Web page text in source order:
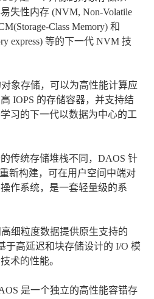
失性内存 (NVM, Non-Volatile
Class Memory) 和
express) 等的下一代 NVM 技
象存储，可以为高性能计算应
IOPS 的存储容器，并支持结
习的下一代以数据为中心的工
传统存储堆栈不同，DAOS 针
新构建，可在用户空间中端对
作系统，是一套轻量级的系
细粒度数据提供原生支持的
于高延迟和块存储设计的 I/O 模
术的性能。
是一个独立的高性能容错存